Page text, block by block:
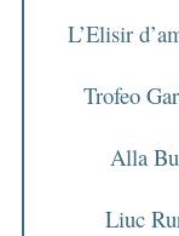
L’Elisir
Trofeo
Alla
Liuc